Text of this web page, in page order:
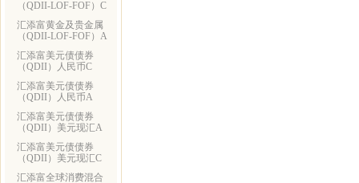
（QDII-LOF-FOF）C
汇添富黄金及贵金属
（QDII-LOF-FOF）A
汇添富美元债债券
（QDII）人民币C
汇添富美元债债券
（QDII）人民币A
汇添富美元债债券
（QDII）美元现汇A
汇添富美元债债券
（QDII）美元现汇C
汇添富全球消费混合